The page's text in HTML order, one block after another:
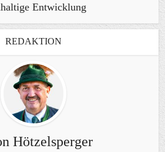
Entwicklung
REDAKTION
Hötzelsperger